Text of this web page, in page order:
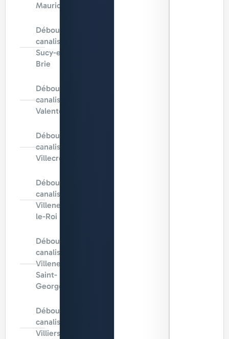
Maurice
Débouchage
canalisation
Sucy-en-
Brie
Débouchage
canalisation
Valenton
Débouchage
canalisation
Villecresnes
Débouchage
canalisation
Villeneuve-
le-Roi
Débouchage
canalisation
Villeneuve-
Saint-
Georges
Débouchage
canalisation
Villiers-sur-